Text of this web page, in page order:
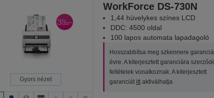
Gyors nézet
WorkForce DS-730N
1,44 hüvelykes színes LCD
DDC: 4500 oldal
100 lapos automata lapadagoló
Hosszabbítsa meg szkennere
évre. A kiterjesztett garanciára
feltételek vonatkoznak. A kiterjesztett
garanciát ittaktiválhatja